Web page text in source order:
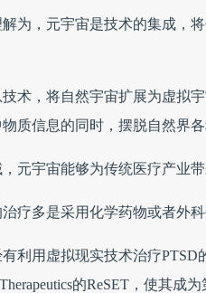
为，元宇宙是技术的集成，
术，将自然宇宙扩展为虚拟
质信息的同时，摆脱自然界各
元宇宙能够为传统医疗产业带
疗多是采用化学药物或者外
有利用虚拟现实技术治疗
的ReSET，使其